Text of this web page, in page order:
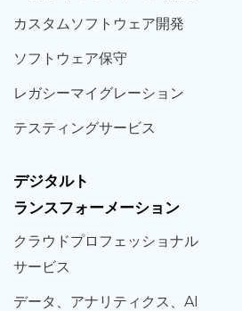
カスタム ソフトウェア開発
ソフト ウェア保守
レガシーマイグレーション
テスティングサービス
デジタルト
ランスフォーメーション
クラウドプロフェッショナル
サービス
データ、 アナリティクス、 AI